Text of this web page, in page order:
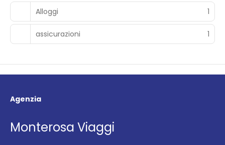
Alloggi 1
assicurazioni 1
Agenzia
Monterosa Viaggi